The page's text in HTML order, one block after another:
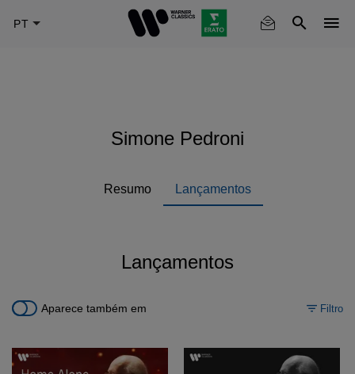
Simone Pedroni
Resumo Lançamentos
Lançamentos
Aparece também em Filtro